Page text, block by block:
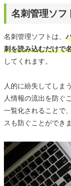
名刺管理ソフ
名刺管理ソフトは、
刺を読み込むだけで
してくれます。
人的に紛失してしま
人情報の流出を防ぐ
一覧化されることで
スも防ぐことができま